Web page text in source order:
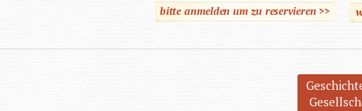
bitte anmelden um zu reservieren >>